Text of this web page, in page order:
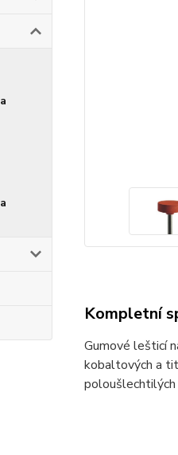
Kompletní
Gumové lešticí
kobaltových a
poloušlechtilých